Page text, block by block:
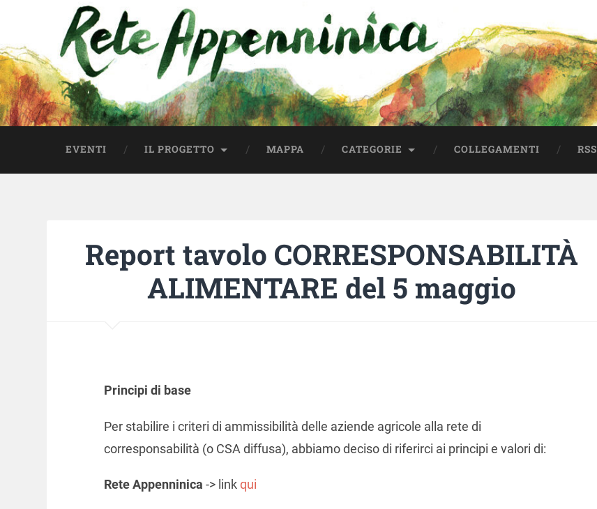
⠀
EVENTI IL PROGETTO MAPPA CATEGORIE COLLEGAMENTI RSS
Report tavolo CORRESPONSABILITÀ
ALIMENTARE del 5 maggio
Principi di base
Per stabilire i criteri di ammissibilità delle aziende agricole alla rete di
corresponsabilità (o CSA diffusa), abbiamo deciso di riferirci ai principi e valori di:
Rete Appenninica -> linkqui